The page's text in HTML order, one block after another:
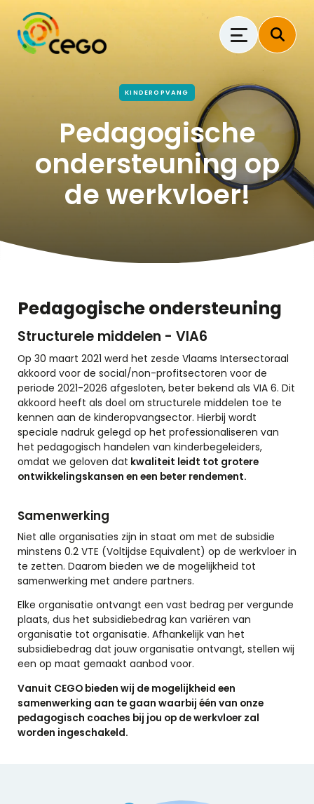
KINDEROPVANG
Pedagogische
ondersteuning op
de werkvloer!
Pedagogische ondersteuning
Structurele middelen - VIA6
Op 30 maart 2021 werd het zesde Vlaams Intersectoraal
akkoord voor de social/non-profitsectoren voor de
periode 2021-2026 afgesloten, beter bekend als VIA 6. Dit
akkoord heeft als doel om structurele middelen toe te
kennen aan de kinderopvangsector. Hierbij wordt
speciale nadruk gelegd op het professionaliseren van
het pedagogisch handelen van kinderbegeleiders,
omdat we geloven dat kwaliteit leidt tot grotere
ontwikkelingskansen en een beter rendement.
Samenwerking
Niet alle organisaties zijn in staat om met de subsidie
minstens 0.2 VTE (Voltijdse Equivalent) op de werkvloer in
te zetten. Daarom bieden we de mogelijkheid tot
samenwerking met andere partners.
Elke organisatie ontvangt een vast bedrag per vergunde
plaats, dus het subsidiebedrag kan variëren van
organisatie tot organisatie. Afhankelijk van het
subsidiebedrag dat jouw organisatie ontvangt, stellen wij
een op maat gemaakt aanbod voor.
Vanuit CEGO bieden wij de mogelijkheid een
samenwerking aan te gaan waarbij één van onze
pedagogisch coaches bij jou op de werkvloer zal
worden ingeschakeld.